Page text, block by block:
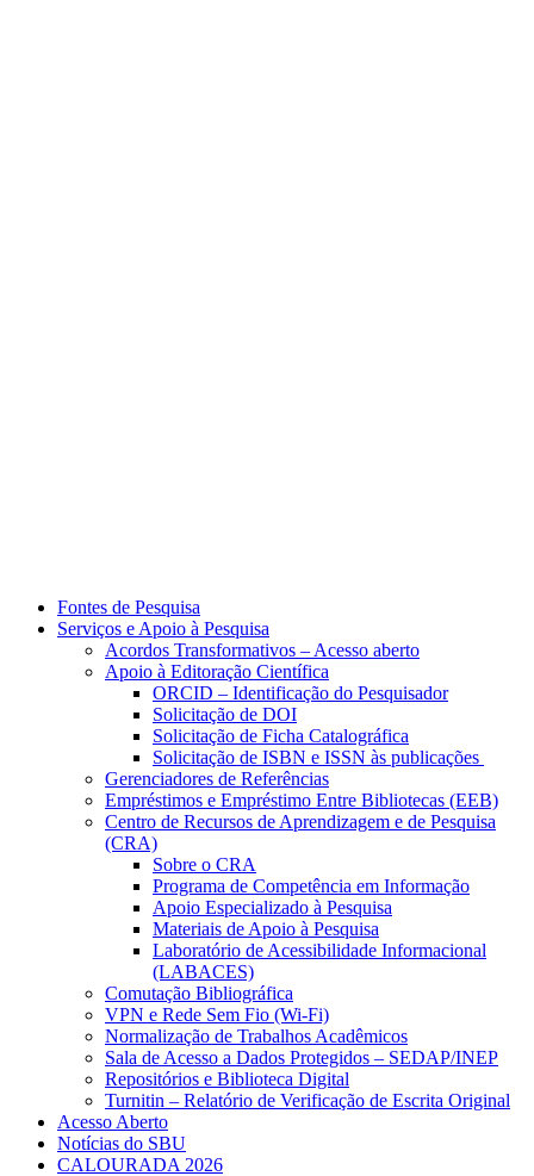
Fontes de Pesquisa
Serviços e Apoio à Pesquisa
Acordos Transformativos – Acesso aberto
Apoio à Editoração Científica
ORCID – Identificação do Pesquisador
Solicitação de DOI
Solicitação de Ficha Catalográfica
Solicitação de ISBN e ISSN às publicações
Gerenciadores de Referências
Empréstimos e Empréstimo Entre Bibliotecas (EEB)
Centro de Recursos de Aprendizagem e de Pesquisa
(CRA)
Sobre o CRA
Programa de Competência em Informação
Apoio Especializado à Pesquisa
Materiais de Apoio à Pesquisa
Laboratório de Acessibilidade Informacional
(LABACES)
Comutação Bibliográfica
VPN e Rede Sem Fio (Wi-Fi)
Normalização de Trabalhos Acadêmicos
Sala de Acesso a Dados Protegidos – SEDAP/INEP
Repositórios e Biblioteca Digital
Turnitin – Relatório de Verificação de Escrita Original
Acesso Aberto
Notícias do SBU
CALOURADA 2026